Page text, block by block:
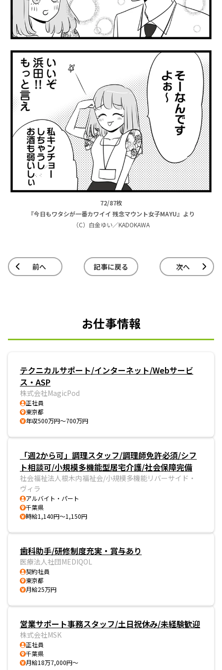
72/87枚
『今日もワタシが一番カワイイ 残念マウント女子MAYU』より
（C）白金ゆい／KADOKAWA
前へ 記事に戻る 次へ
お仕事情報
テクニカルサポート/インターネット/Webサービ
ス・ASP
株式会社MagicPod
正社員
東京都
年収500万円～700万円
「週2から可」調理スタッフ/調理師免許必須/シフ
ト相談可/小規模多機能型居宅介護/社会保障完備
社会福祉法人根木内福祉会/小規模多機能リバーサイド・
ヴィラ
アルバイト・パート
千葉県
時給1,140円～1,150円
歯科助手/研修制度充実・賞与あり
医療法人社団MEDIQOL
契約社員
東京都
月給25万円
営業サポート事務スタッフ/土日祝休み/未経験歓迎
株式会社MSK
正社員
千葉県
月給18万7,000円～